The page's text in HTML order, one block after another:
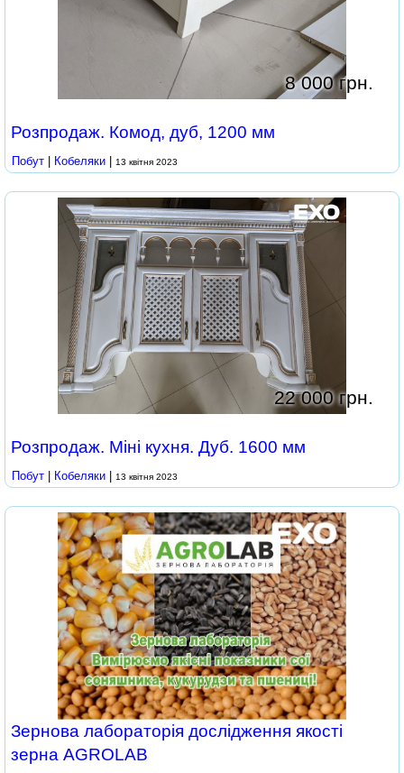
8 000 грн.
Розпродаж. Комод, дуб, 1200 мм
Побут | Кобеляки | 13 квітня 2023
22 000 грн.
Розпродаж. Міні кухня. Дуб. 1600 мм
Побут | Кобеляки | 13 квітня 2023
Зернова лабораторія дослідження якості
зерна AGROLAB